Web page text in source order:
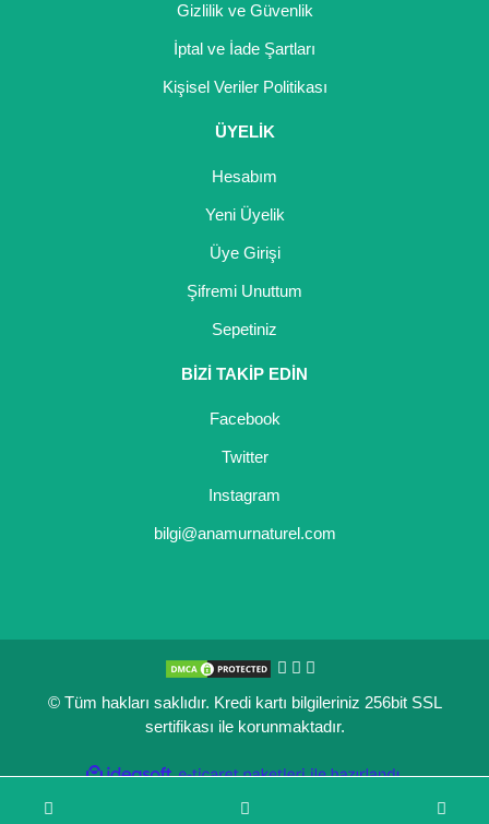
Gizlilik ve Güvenlik
İptal ve İade Şartları
Kişisel Veriler Politikası
ÜYELİK
Hesabım
Yeni Üyelik
Üye Girişi
Şifremi Unuttum
Sepetiniz
BİZİ TAKİP EDİN
Facebook
Twitter
Instagram
bilgi@anamurnaturel.com
© Tüm hakları saklıdır. Kredi kartı bilgileriniz 256bit SSL
sertifikası ile korunmaktadır.
ideasoft
e-
ile